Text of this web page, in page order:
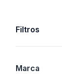
Filtros
Marca